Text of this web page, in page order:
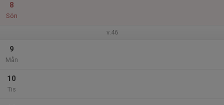
8
Sön
v.46
9
Mån
10
Tis